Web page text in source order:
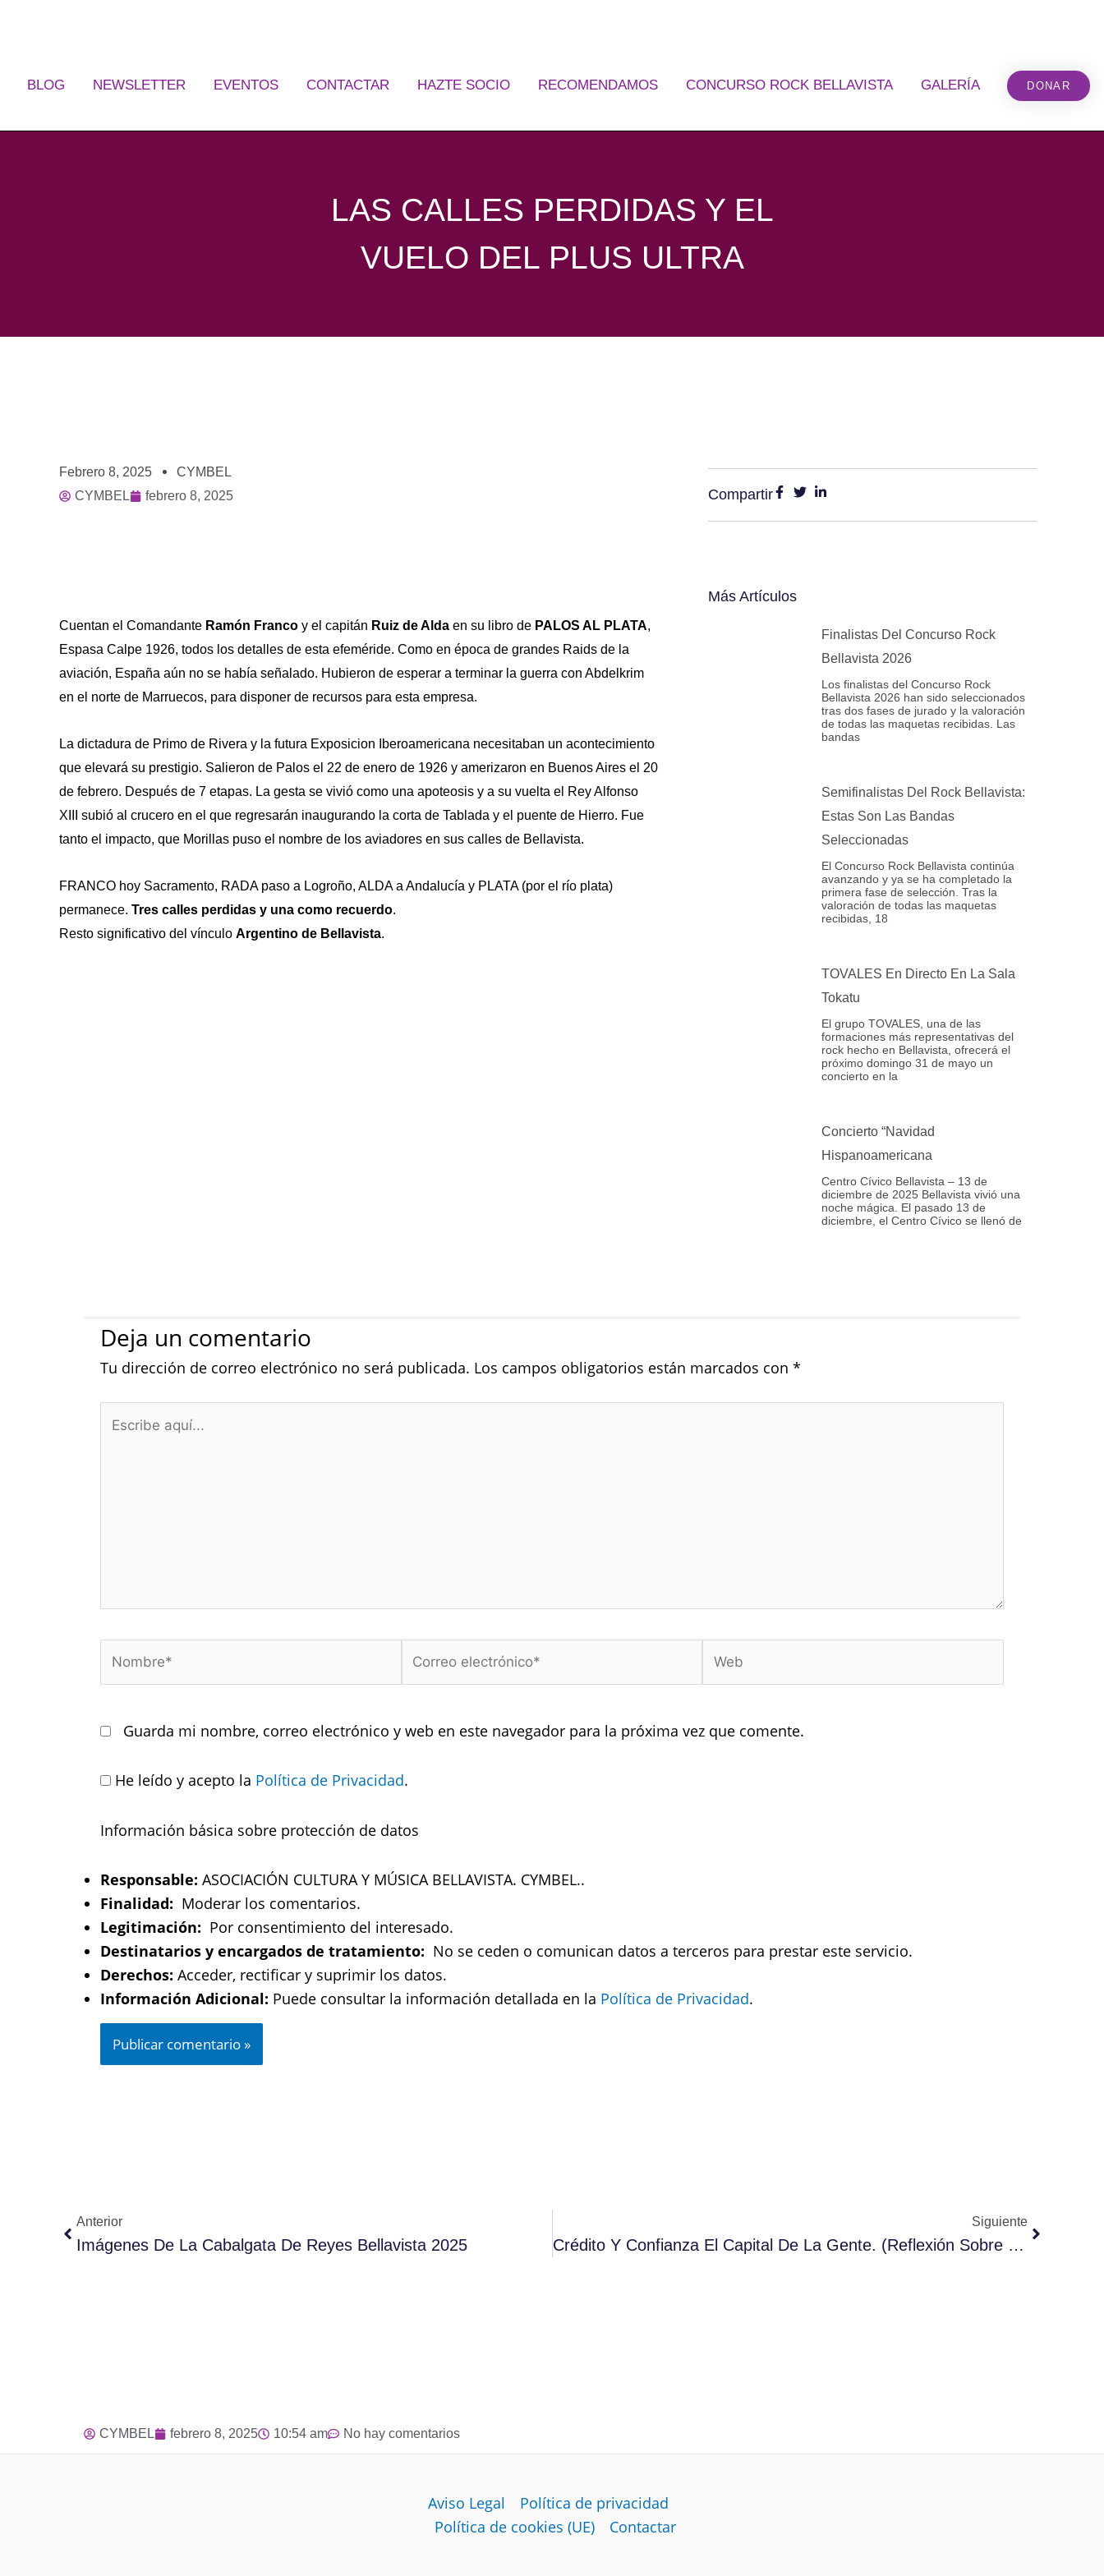
BLOG NEWSLETTER EVENTOS CONTACTAR HAZTE SOCIO RECOMENDAMOS CONCURSO ROCK BELLAVISTA GALERÍA DONAR
LAS CALLES PERDIDAS Y EL
VUELO DEL PLUS ULTRA
Febrero 8, 2025
CYMBEL
CYMBEL
febrero 8, 2025
Cuentan el Comandante Ramón Franco y el capitán Ruiz de Alda en su libro de PALOS AL PLATA,
Espasa Calpe 1926, todos los detalles de esta efeméride. Como en época de grandes Raids de la
aviación, España aún no se había señalado. Hubieron de esperar a terminar la guerra con Abdelkrim
en el norte de Marruecos, para disponer de recursos para esta empresa.
La dictadura de Primo de Rivera y la futura Exposicion Iberoamericana necesitaban un acontecimiento
que elevará su prestigio. Salieron de Palos el 22 de enero de 1926 y amerizaron en Buenos Aires el 20
de febrero. Después de 7 etapas. La gesta se vivió como una apoteosis y a su vuelta el Rey Alfonso
XIII subió al crucero en el que regresarán inaugurando la corta de Tablada y el puente de Hierro. Fue
tanto el impacto, que Morillas puso el nombre de los aviadores en sus calles de Bellavista.
FRANCO hoy Sacramento, RADA paso a Logroño, ALDA a Andalucía y PLATA (por el río plata)
permanece. Tres calles perdidas y una como recuerdo.
Resto significativo del vínculo Argentino de Bellavista.
Compartir
Más Artículos
Finalistas Del Concurso Rock
Bellavista 2026
Los finalistas del Concurso Rock
Bellavista 2026 han sido seleccionados
tras dos fases de jurado y la valoración
de todas las maquetas recibidas. Las
bandas
Semifinalistas Del Rock Bellavista:
Estas Son Las Bandas
Seleccionadas
El Concurso Rock Bellavista continúa
avanzando y ya se ha completado la
primera fase de selección. Tras la
valoración de todas las maquetas
recibidas, 18
TOVALES En Directo En La Sala
Tokatu
El grupo TOVALES, una de las
formaciones más representativas del
rock hecho en Bellavista, ofrecerá el
próximo domingo 31 de mayo un
concierto en la
Concierto “Navidad
Hispanoamericana
Centro Cívico Bellavista – 13 de
diciembre de 2025 Bellavista vivió una
noche mágica. El pasado 13 de
diciembre, el Centro Cívico se llenó de
Deja un comentario
Tu dirección de correo electrónico no será publicada. Los campos obligatorios están marcados con *
aquí...
Guarda mi nombre, correo electrónico y web en este navegador para la próxima vez que comente.
He leído y acepto la Política de Privacidad.
Información básica sobre protección de datos
Responsable: ASOCIACIÓN CULTURA Y MÚSICA BELLAVISTA. CYMBEL..
Finalidad: Moderar los comentarios.
Legitimación: Por consentimiento del interesado.
Destinatarios y encargados de tratamiento: No se ceden o comunican datos a terceros para prestar este servicio.
Derechos: Acceder, rectificar y suprimir los datos.
Información Adicional: Puede consultar la información detallada en la Política de Privacidad.
Anterior
Imágenes De La Cabalgata De Reyes Bellavista 2025
Siguiente
Crédito Y Confianza El Capital De La Gente. (Reflexión Sobre La Construcción De Un Barrio)
CYMBEL febrero 8, 2025 10:54 am No hay comentarios
Aviso Legal
Política de privacidad
Política de cookies (UE)
Contactar